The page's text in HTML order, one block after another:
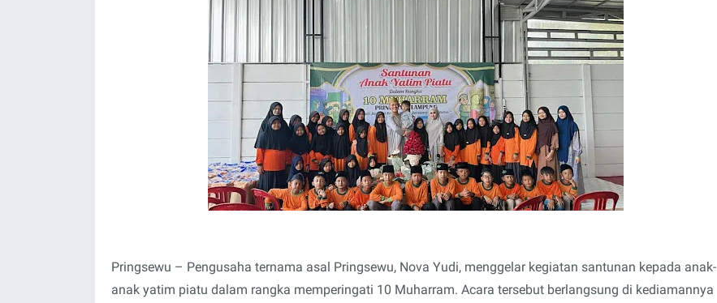
Pringsewu – Pengusaha ternama asal Pringsewu, Nova Yudi, menggelar kegiatan santunan kepada anak-
anak yatim piatu dalam rangka memperingati 10 Muharram. Acara tersebut berlangsung di kediamannya